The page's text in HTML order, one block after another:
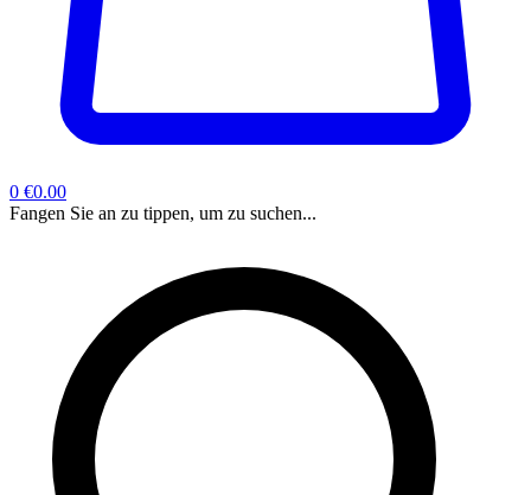
0 €0.00
Fangen Sie an zu tippen, um zu suchen...